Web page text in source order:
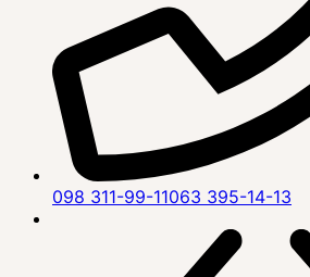
098 311-99-11063 395-14-13